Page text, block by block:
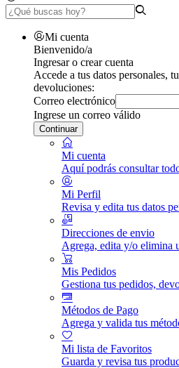
Mi cuenta
Bienvenido/a
Ingresar o crear cuenta
Accede a tus datos personales,
devoluciones:
Correo electrónico
Ingrese un correo válido
Continuar
Mi cuenta
Aquí podrás consultar
Mi Perfil
Revisa y edita tus datos
Direcciones de envio
Agrega, edita y/o elimina
Mis Pedidos
Gestiona tus pedidos,
Métodos de Pago
Agrega y valida tus
Mi lista de Favoritos
Guarda y revisa tus